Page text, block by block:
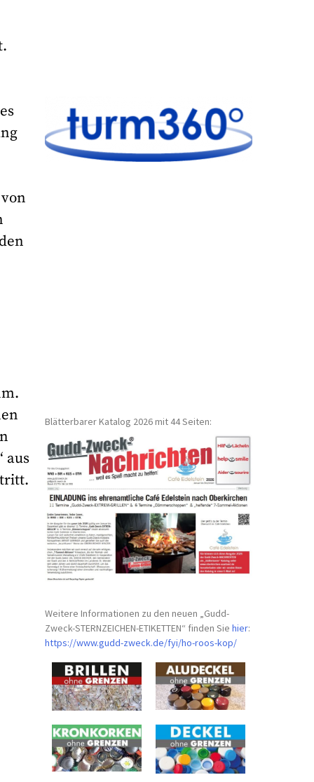
aus
Blätterbarer Katalog 2026 mit 44 Seiten:
Weitere Informationen zu den neuen „Gudd-
Zweck-STERNZEICHEN-ETIKETTEN“ finden Siehier:
https://www.gudd-zweck.de/fyi/ho-roos-kop/